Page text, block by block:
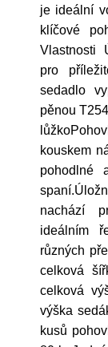
je ideální
klíčové
Vlastnosti
pro
sedadlo
pěnou
kouskem
pohodlné
nachází
ideálním
různých
celková
celková
výška
kusů